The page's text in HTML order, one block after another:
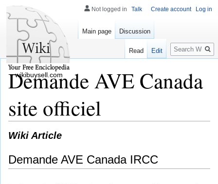
Demande AVE Canada
site officiel
Wiki Article
Demande AVE Canada IRCC
Not logged in Talk Create account Log in
Main page Discussion
Read Edit
Search
wikibuysell.com